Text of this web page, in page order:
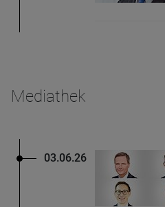
Mediathek
03.06.26